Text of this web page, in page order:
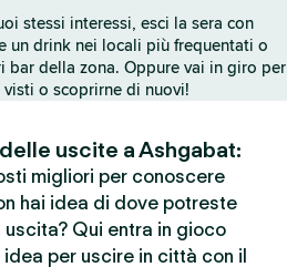
stessi interessi, esci la sera con
un drink nei locali più frequentati o
bar della zona. Oppure vai in giro per
o scoprirne di nuovi!
uscite a Ashgabat:
migliori per conoscere
hai idea di dove potreste
uscita? Qui entra in gioco
per uscire in città con il